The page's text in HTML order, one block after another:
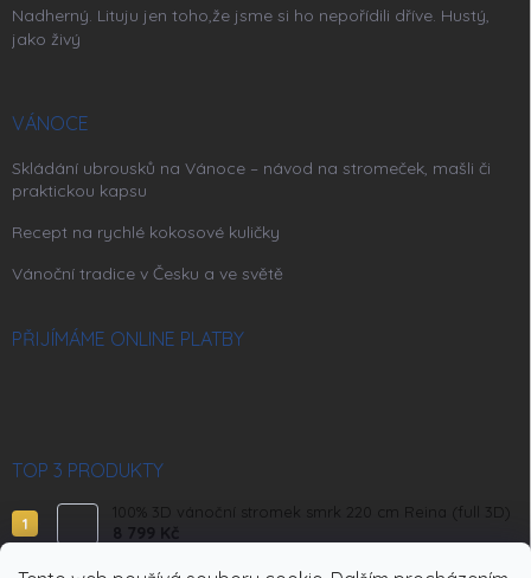
Nadherný. Lituju jen toho,že jsme si ho nepořídili dříve. Hustý,
jako živý
VÁNOCE
Skládání ubrousků na Vánoce – návod na stromeček, mašli či
praktickou kapsu
Recept na rychlé kokosové kuličky
Vánoční tradice v Česku a ve světě
PŘIJÍMÁME ONLINE PLATBY
TOP 3 PRODUKTY
100% 3D vánoční stromek smrk 220 cm Reina (full 3D)
8 799 Kč
100% 3D vánoční stromek smrk 220 cm Elsa (full 3D)